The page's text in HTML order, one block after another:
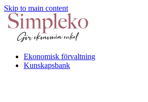
Skip to main content
Ekonomisk förvaltning
Kunskapsbank